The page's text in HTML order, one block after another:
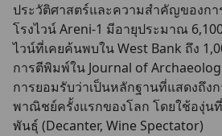
ประวัติศาสตร์และความสำคัญของก
โรงไวน์ Areni-1 มีอายุประมาณ
ไวน์ที่เคยค้นพบใน West Bank ถึง
การตีพิมพ์ใน Journal of
การยอมรับว่าเป็นหลักฐานที่แสดงถึงก
พาณิชย์ครั้งแรกของโลก โดยใช้องุ่น
พันธุ์ (Decanter, Wine Spectator)